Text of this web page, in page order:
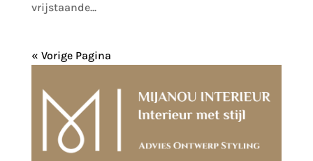
vrijstaande...
« Vorige Pagina